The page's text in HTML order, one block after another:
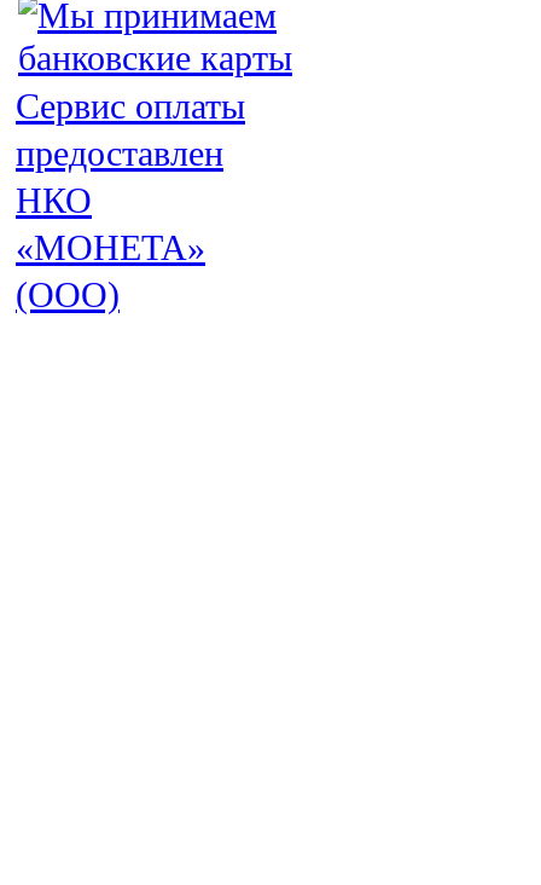
Сервис оплаты
предоставлен
НКО
«МОНЕТА»
(ООО)